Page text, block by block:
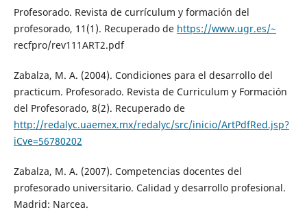
Profesorado. Revista de currículum y formación del
profesorado, 11(1). Recuperado de https://www.ugr.es/~
recfpro/rev111ART2.pdf
Zabalza, M. A. (2004). Condiciones para el desarrollo del
practicum. Profesorado. Revista de Curriculum y Formación
del Profesorado, 8(2). Recuperado de
http://redalyc.uaemex.mx/redalyc/src/inicio/ArtPdfRed.jsp?
iCve=56780202
Zabalza, M. A. (2007). Competencias docentes del
profesorado universitario. Calidad y desarrollo profesional.
Madrid: Narcea.